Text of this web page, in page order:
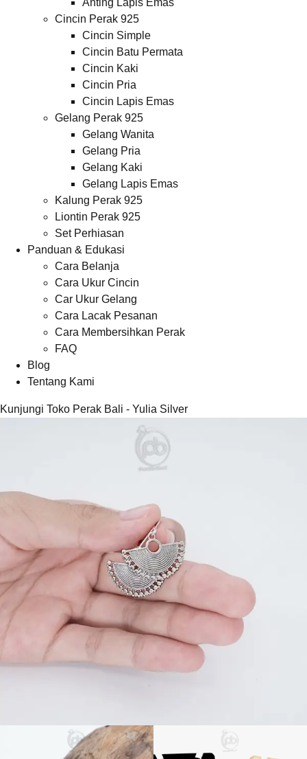
Anting Lapis Emas
Cincin Perak 925
Cincin Simple
Cincin Batu Permata
Cincin Kaki
Cincin Pria
Cincin Lapis Emas
Gelang Perak 925
Gelang Wanita
Gelang Pria
Gelang Kaki
Gelang Lapis Emas
Kalung Perak 925
Liontin Perak 925
Set Perhiasan
Panduan & Edukasi
Cara Belanja
Cara Ukur Cincin
Car Ukur Gelang
Cara Lacak Pesanan
Cara Membersihkan Perak
FAQ
Blog
Tentang Kami
Kunjungi Toko Perak Bali - Yulia Silver